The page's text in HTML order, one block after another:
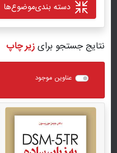
دسته بندیموضوع‌ها
نتایج جستجو برای زیر چاپ
عناوین موجود